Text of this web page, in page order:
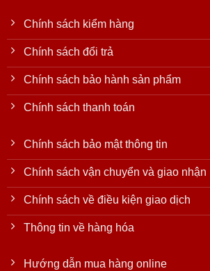
Chính sách kiểm hàng
Chính sách đổi trả
Chính sách bảo hành sản phẩm
Chính sách thanh toán
Chính sách bảo mật thông tin
Chính sách vận chuyển và giao nhận
Chính sách về điều kiện giao dịch
Thông tin về hàng hóa
Hướng dẫn mua hàng online